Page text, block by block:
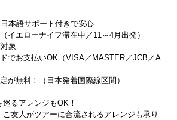
本語サポート付きで安心
イエローナイフ滞在中／11～4月出発）
象
でお支払いOK（VISA／MASTER／JCB／A
が無料！（日本発着国際線区間）
るアレンジもOK！
友人がツアーに合流されるアレンジも承り